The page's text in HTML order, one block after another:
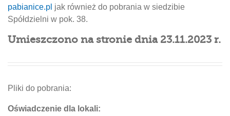
pabianice.pl jak również do pobrania w siedzibie
Spółdzielni w pok. 38.
Umieszczono na stronie dnia 23.11.2023 r.
Pliki do pobrania:
Oświadczenie dla lokali: